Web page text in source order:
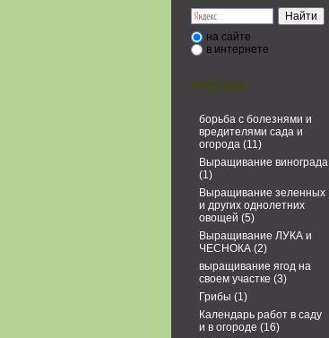
на сайте
в интернете
РУБРИКИ
борьба с болезнями и
вредителями сада и
огорода (11)
Выращивание винограда
(1)
Выращивание зеленных
и других однолетних
овощей (5)
Выращивание ЛУКА и
ЧЕСНОКА (2)
выращивание ягод на
своем участке (3)
Грибы (1)
Календарь работ в саду
и в огороде (16)